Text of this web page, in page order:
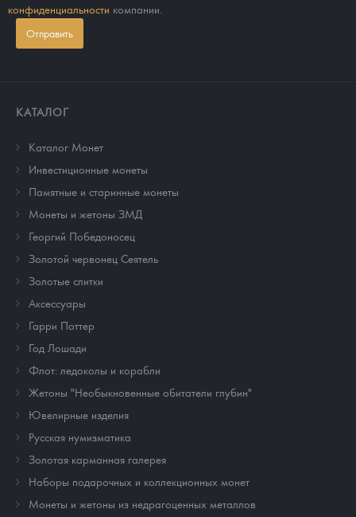
конфиденциальности компании.
Отправить
КАТАЛОГ
Каталог Монет
Инвестиционные монеты
Памятные и старинные монеты
Монеты и жетоны ЗМД
Георгий Победоносец
Золотой червонец Сеятель
Золотые слитки
Аксессуары
Гарри Поттер
Год Лошади
Флот: ледоколы и корабли
Жетоны "Необыкновенные обитатели глубин"
Ювелирные изделия
Русская нумизматика
Золотая карманная галерея
Наборы подарочных и коллекционных монет
Монеты и жетоны из недрагоценных металлов